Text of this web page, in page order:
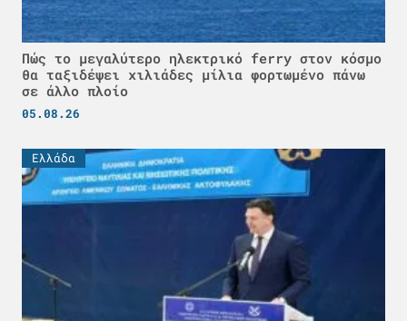
Πώς το μεγαλύτερο ηλεκτρικό ferry στον κόσμο
θα ταξιδέψει χιλιάδες μίλια φορτωμένο πάνω
σε άλλο πλοίο
05.08.26
Ελλάδα